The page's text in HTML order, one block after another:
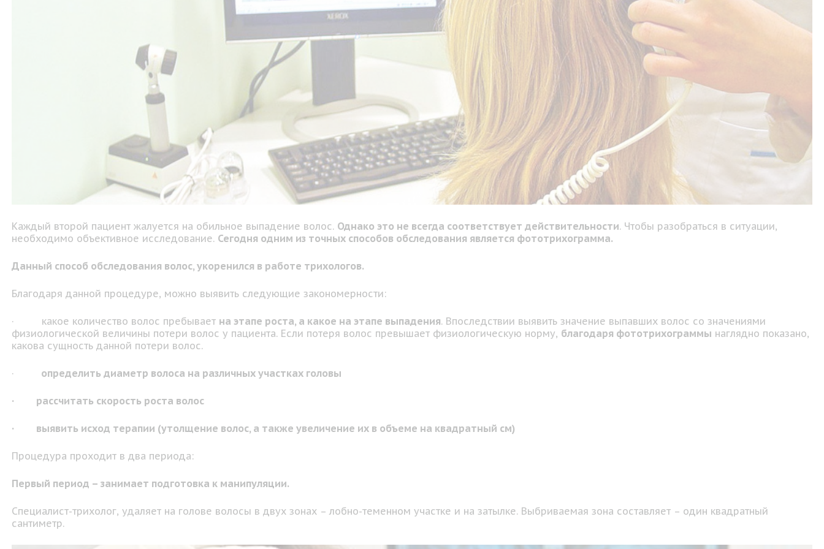
Каждый второй пациент жалуется на обильное выпадение волос. Однако это не всегда соответствует действительности. Чтобы разобраться в ситуации,
необходимо объективное исследование. Сегодня одним из точных способов обследования является фототрихограмма.
Данный способ обследования волос, укоренился в работе трихологов.
Благодаря данной процедуре, можно выявить следующие закономерности:
· какое количество волос пребывает на этапе роста, а какое на этапе выпадения. Впоследствии выявить значение выпавших волос со значениями
физиологической величины потери волос у пациента. Если потеря волос превышает физиологическую норму, благодаря фототрихограммы наглядно показано,
какова сущность данной потери волос.
· определить диаметр волоса на различных участках головы
· рассчитать скорость роста волос
· выявить исход терапии (утолщение волос, а также увеличение их в объеме на квадратный см)
Процедура проходит в два периода:
Первый период – занимает подготовка к манипуляции.
Специалист-трихолог, удаляет на голове волосы в двух зонах – лобно-теменном участке и на затылке. Выбриваемая зона составляет – один квадратный
сантиметр.